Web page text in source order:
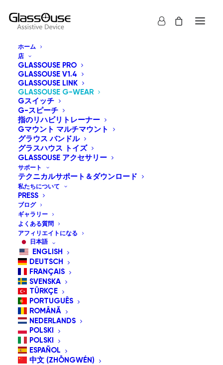
ホーム
店
GLASSOUSE PRO
GLASSOUSE V1.4
GLASSOUSE LINK
GLASSOUSE G-WEAR
Gスイッチ
G-スピーチ
指のリハビリトレーナー
Gマウント マルチマウント
グラウス バンドル
グラスハウス トイズ
GLASSOUSE アクセサリー
サポート
テクニカルサポート＆ダウンロード
私たちについて
PRESS
ブログ
ギャラリー
よくある質問
アフィリエイトになる
日本語
ENGLISH
DEUTSCH
FRANÇAIS
SVENSKA
TÜRKÇE
PORTUGUÊS
ROMÂNĂ
NEDERLANDS
POLSKI
POLSKI
ESPAÑOL
中文 (ZHŌNGWÉN)